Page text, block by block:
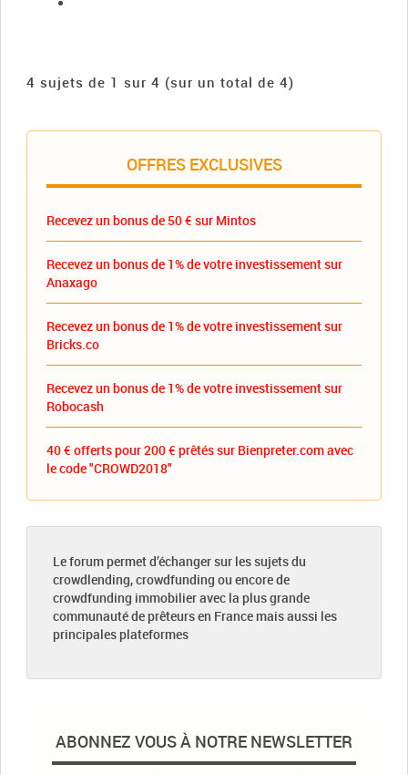
4 sujets de 1 sur 4 (sur un total de 4)
OFFRES EXCLUSIVES
Recevez un bonus de 50 € sur Mintos
Recevez un bonus de 1% de votre investissement sur
Anaxago
Recevez un bonus de 1% de votre investissement sur
Bricks.co
Recevez un bonus de 1% de votre investissement sur
Robocash
40 € offerts pour 200 € prêtés sur Bienpreter.com avec
le code "CROWD2018"
Le forum permet d’échanger sur les sujets du
crowdlending, crowdfunding ou encore de
crowdfunding immobilier avec la plus grande
communauté de prêteurs en France mais aussi les
principales plateformes
ABONNEZ VOUS À NOTRE NEWSLETTER